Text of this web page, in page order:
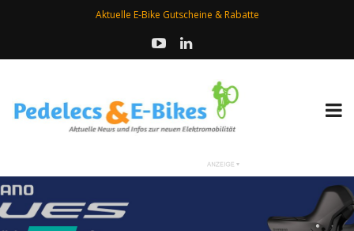
Aktuelle E-Bike Gutscheine & Rabatte